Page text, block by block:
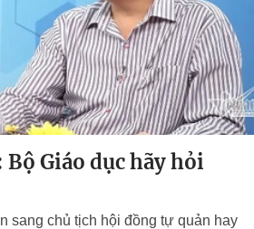
Giáo dục hãy hỏi
sang chủ tịch hội đồng tự quản hay